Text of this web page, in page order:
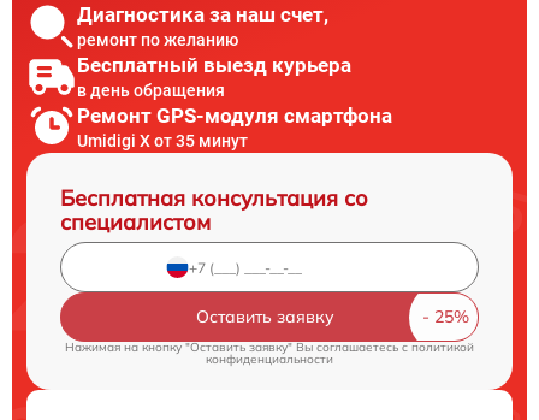
Диагностика за наш счет,
ремонт по желанию
Бесплатный выезд курьера
в день обращения
Ремонт GPS-модуля смартфона
Umidigi X от 35 минут
Бесплатная консультация со
специалистом
Оставить заявку
Нажимая на кнопку "Оставить заявку" Вы соглашаетесь c политикой
конфиденциальности